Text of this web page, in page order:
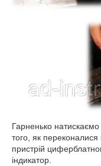
Гарненько
того, як
пристрій
індикатор.